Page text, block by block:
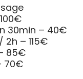
30min – 40€
2h – 115€
85€
70€